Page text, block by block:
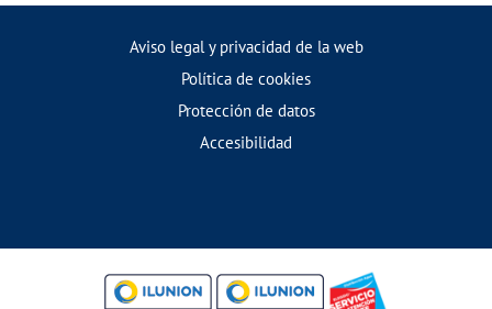
Aviso legal y privacidad de la web
Política de cookies
Protección de datos
Accesibilidad